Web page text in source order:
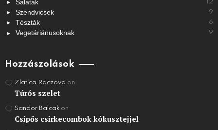
Saláták 12
Szendvicsek 9
Tészták 6
Vegetáriánusoknak 9
Hozzászolások
Zlatica Raczova on
Túrós szelet
Sandor Balcak on
Csípős csirkecombok kókusztejjel